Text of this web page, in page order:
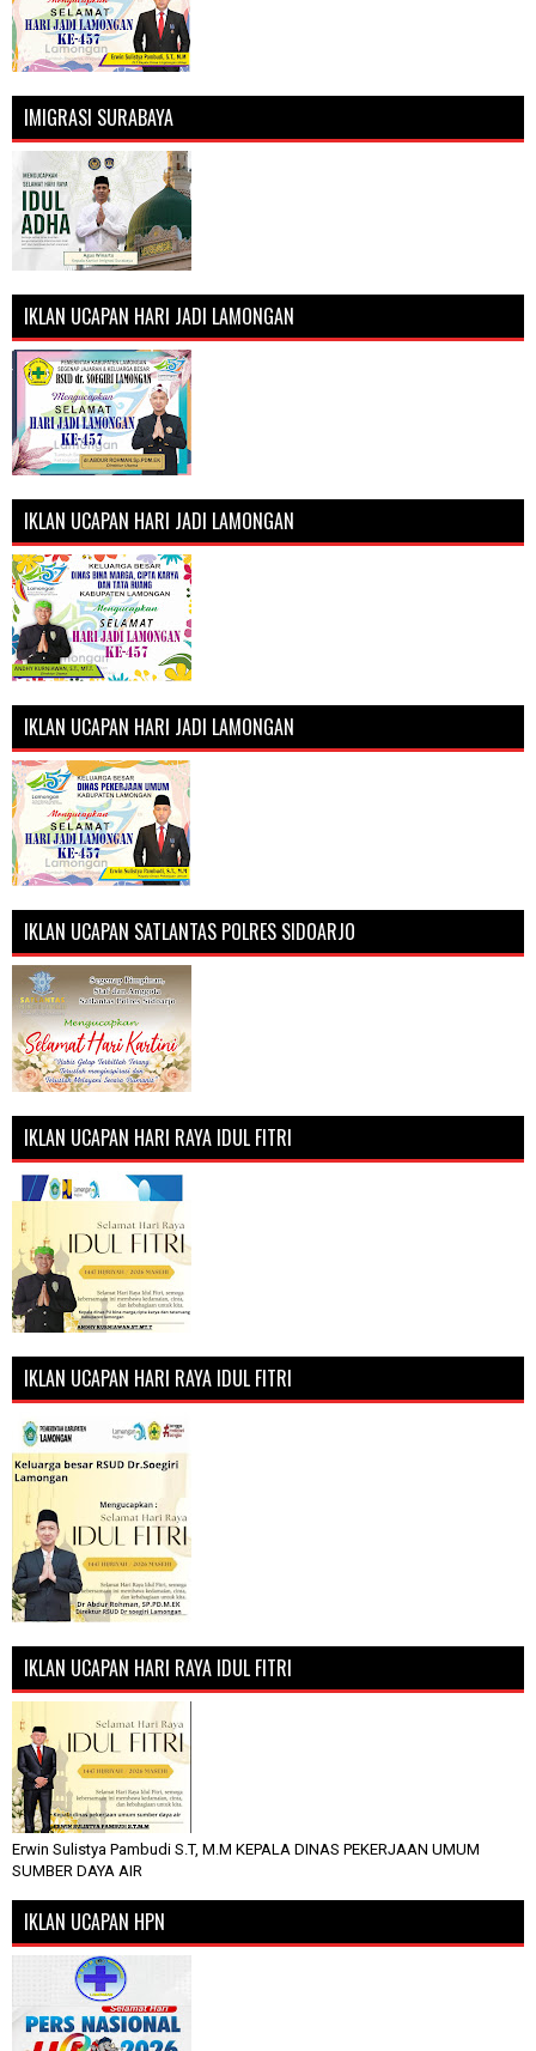
IMIGRASI SURABAYA
IKLAN UCAPAN HARI JADI LAMONGAN
IKLAN UCAPAN HARI JADI LAMONGAN
IKLAN UCAPAN HARI JADI LAMONGAN
IKLAN UCAPAN SATLANTAS POLRES SIDOARJO
IKLAN UCAPAN HARI RAYA IDUL FITRI
IKLAN UCAPAN HARI RAYA IDUL FITRI
IKLAN UCAPAN HARI RAYA IDUL FITRI
Erwin Sulistya Pambudi S.T, M.M KEPALA DINAS PEKERJAAN UMUM
SUMBER DAYA AIR
IKLAN UCAPAN HPN